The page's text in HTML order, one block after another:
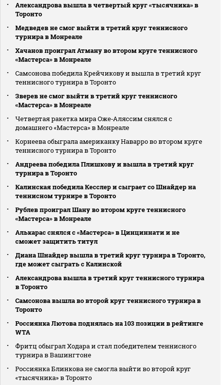
Александрова вышла в четвертый круг «тысячника» в
Торонто
Медведев не смог выйти в третий круг теннисного
турнира в Монреале
Хачанов проиграл Атману во втором круге теннисного
«Мастерса» в Монреале
Самсонова победила Крейчикову и вышла в третий круг
теннисного турнира в Торонто
Зверев не смог выйти в третий круг теннисного
«Мастерса» в Монреале
Четвертая ракетка мира Оже‑Аляссим снялся с
домашнего «Мастерса» в Монреале
Корнеева обыграла американку Наварро во втором круге
теннисного турнира в Торонто
Андреева победила Плишкову и вышла в третий круг
турнира в Торонто
Калинская победила Кесслер и сыграет со Шнайдер на
теннисном турнире в Торонто
Рублев проиграл Шану во втором круге теннисного
«Мастерса» в Монреале
Алькарас снялся с «Мастерса» в Цинциннати и не
сможет защитить титул
Диана Шнайдер вышла в третий круг турнира в Торонто,
где может сыграть с Калинской
Александрова вышла в третий круг теннисного турнира
в Торонто
Самсонова вышла во второй круг теннисного турнира в
Торонто
Россиянка Лютова поднялась на 103 позиции в рейтинге
WTA
Фритц обыграл Ходара и стал победителем теннисного
турнира в Вашингтоне
Россиянка Блинкова не смогла выйти во второй круг
«тысячника» в Торонто